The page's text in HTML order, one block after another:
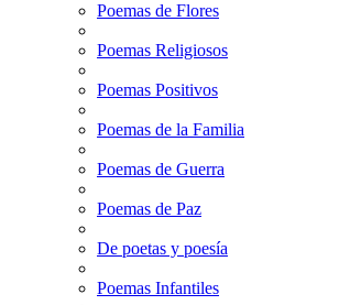
Poemas de Flores
Poemas Religiosos
Poemas Positivos
Poemas de la Familia
Poemas de Guerra
Poemas de Paz
De poetas y poesía
Poemas Infantiles